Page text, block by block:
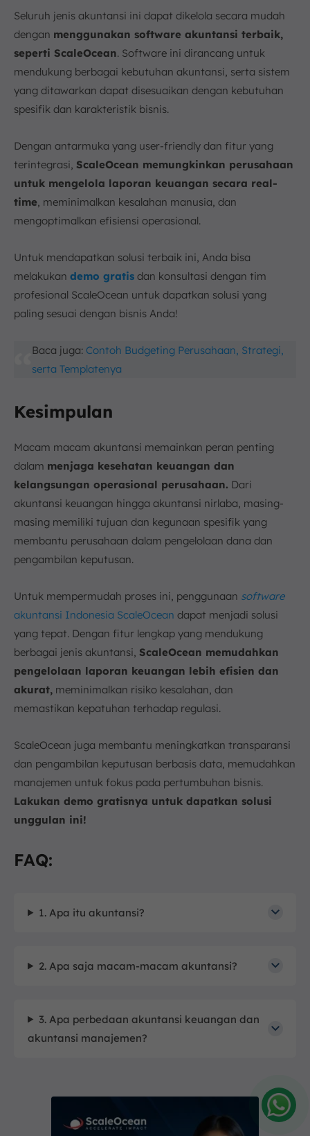
Seluruh jenis akuntansi ini dapat dikelola secara mudah
dengan menggunakan software akuntansi terbaik,
seperti ScaleOcean. Software ini dirancang untuk
mendukung berbagai kebutuhan akuntansi, serta sistem
yang ditawarkan dapat disesuaikan dengan kebutuhan
spesifik dan karakteristik bisnis.
Dengan antarmuka yang user-friendly dan fitur yang
terintegrasi, ScaleOcean memungkinkan perusahaan
untuk mengelola laporan keuangan secara real-
time , meminimalkan kesalahan manusia, dan
mengoptimalkan efisiensi operasional.
Untuk mendapatkan solusi terbaik ini, Anda bisa
melakukan demo gratis dan konsultasi dengan tim
profesional ScaleOcean untuk dapatkan solusi yang
paling sesuai dengan bisnis Anda!
Baca juga: Contoh Budgeting Perusahaan, Strategi,
serta Templatenya
Kesimpulan
Macam macam akuntansi memainkan peran penting
dalam menjaga kesehatan keuangan dan
kelangsungan operasional perusahaan. Dari
akuntansi keuangan hingga akuntansi nirlaba, masing-
masing memiliki tujuan dan kegunaan spesifik yang
membantu perusahaan dalam pengelolaan dana dan
pengambilan keputusan.
Untuk mempermudah proses ini, penggunaan software
akuntansi Indonesia ScaleOcean dapat menjadi solusi
yang tepat. Dengan fitur lengkap yang mendukung
berbagai jenis akuntansi, ScaleOcean memudahkan
pengelolaan laporan keuangan lebih efisien dan
akurat, meminimalkan risiko kesalahan, dan
memastikan kepatuhan terhadap regulasi.
ScaleOcean juga membantu meningkatkan transparansi
dan pengambilan keputusan berbasis data, memudahkan
manajemen untuk fokus pada pertumbuhan bisnis.
Lakukan demo gratisnya untuk dapatkan solusi
unggulan ini!
FAQ:
1. Apa itu akuntansi?
2. Apa saja macam-macam akuntansi?
3. Apa perbedaan akuntansi keuangan dan
akuntansi manajemen?